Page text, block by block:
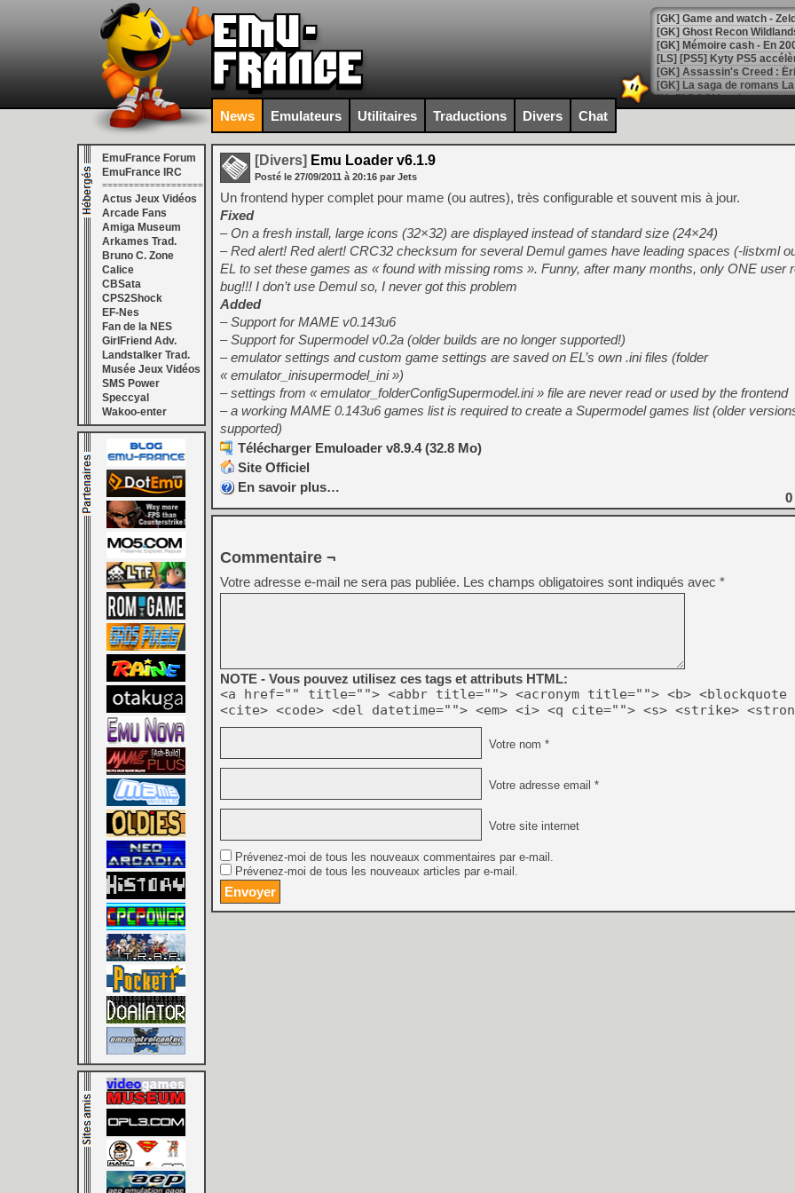
[Mo5] DOOM arrive en
[GK] Bethesda fête les 30
[GK] Roblox : l'action en
[GK] Agenda - GeForce
[GK] Devolver Digital en a
[LS] [PS5] ps5-y2jb-
[GK] Pourquoi Marvel
[GK] Test : Restory : Chill
[GK] GTA 6 : Rockstar
[GK] Hot Wheels Infinite
[GK] Mémoire cash -
[GK] Résultats Nintendo :
[GK] Déjà des
[Mo5] Brickboy cherche à
[GK] Minecraft et ses «
[GK] Beast of
[GK] Ubisoft : fin de partie
[GK] Mémoire cash -
[GK] Dan Houser (GTA)
[GK] Comment EA Sports
[GK] Crimson Moon : un
[GK] Isle of Reveries : le
[GK] Moonlighter 2 : The
[GK] Capcom relance
[Mo5] Deux inédits du
[GK] Le beat'em up The
[GK] Endless Legend 2 :
[LS] [PS5] Premiers
News Emulateurs Utilitaires Traductions Divers Chat
EmuFrance Forum
EmuFrance IRC
===================
Actus Jeux Vidéos
Arcade Fans
Amiga Museum
Arkames Trad.
Bruno C. Zone
Calice
CBSata
CPS2Shock
EF-Nes
Fan de la NES
GirlFriend Adv.
Landstalker Trad.
Musée Jeux Vidéos
SMS Power
Speccyal
Wakoo-enter
[Divers] Emu Loader v6.1.9
Posté le 27/09/2011 à 20:16 par Jets
Un frontend hyper complet pour mame (ou autres), très configurable et souvent mis à jour.
Fixed
– On a fresh install, large icons (32×32) are displayed instead of standard size (24×24)
– Red alert! Red alert! CRC32 checksum for several Demul games have leading spaces (-listxml
EL to set these games as « found with missing roms ». Funny, after many months, only ONE user
bug!!! I don’t use Demul so, I never got this problem
Added
– Support for MAME v0.143u6
– Support for Supermodel v0.2a (older builds are no longer supported!)
– emulator settings and custom game settings are saved on EL’s own .ini files (folder
« emulator_inisupermodel_ini »)
– settings from « emulator_folderConfigSupermodel.ini » file are never read or used by the frontend
– a working MAME 0.143u6 games list is required to create a Supermodel games list (older
supported)
Télécharger Emuloader v8.9.4 (32.8 Mo)
Site Officiel
En savoir plus…
0
Commentaire ¬
Votre adresse e-mail ne sera pas publiée. Les champs obligatoires sont indiqués avec *
NOTE - Vous pouvez utilisez ces tags et attributs HTML:
<a href="" title=""> <abbr title=""> <acronym title=""> <b> <blockquote
<cite> <code> <del datetime=""> <em> <i> <q cite=""> <s> <strike>
Votre nom *
Votre adresse email *
Votre site internet
Prévenez-moi de tous les nouveaux commentaires par e-mail.
Prévenez-moi de tous les nouveaux articles par e-mail.